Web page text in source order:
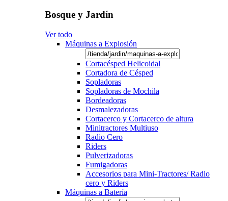
Bosque y Jardín
Ver todo
Máquinas a Explosión
Cortacésped Helicoidal
Cortadora de Césped
Sopladoras
Sopladoras de Mochila
Bordeadoras
Desmalezadoras
Cortacerco y Cortacerco de altura
Minitractores Multiuso
Radio Cero
Riders
Pulverizadoras
Fumigadoras
Accesorios para Mini-Tractores/ Radio
cero y Riders
Máquinas a Batería